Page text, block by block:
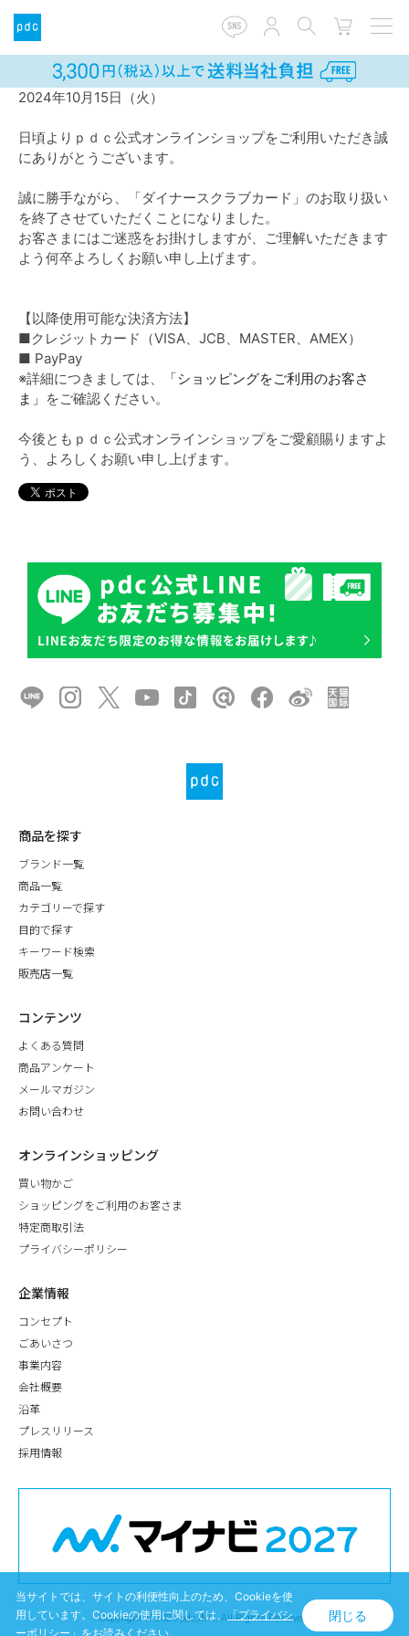
2024年10月15日（火）
日頃よりｐｄｃ公式オンラインショップをご利用いただき誠
にありがとうございます。
誠に勝手ながら、「ダイナースクラブカード」のお取り扱い
を終了させていただくことになりました。
お客さまにはご迷惑をお掛けしますが、ご理解いただきます
よう何卒よろしくお願い申し上げます。
【以降使用可能な決済方法】
■クレジットカード（VISA、JCB、MASTER、AMEX）
■ PayPay
※詳細につきましては、
「ショッピングをご利用のお客さ
ま」 をご確認ください。
今後ともｐｄｃ公式オンラインショップをご愛顧賜りますよ
う、よろしくお願い申し上げます。
商品を探す
ブランド一覧
商品一覧
カテゴリーで探す
目的で探す
キーワード検索
販売店一覧
コンテンツ
よくある質問
商品アンケート
メールマガジン
お問い合わせ
オンラインショッピング
買い物かご
ショッピングをご利用のお客さま
特定商取引法
プライバシーポリシー
企業情報
コンセプト
ごあいさつ
事業内容
会社概要
沿革
プレスリリース
採用情報
Copyright © 2026 pdc,INC. All Rights Reserved.
当サイトでは、サイトの利便性向上のため、Cookieを使
用しています。Cookieの使用に関しては、 「プライバシ
ーポリシー」 をお読みください。
閉じる